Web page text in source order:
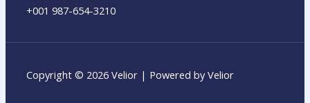
+001 987-654-3210
Copyright © 2026 Velior | Powered by Velior